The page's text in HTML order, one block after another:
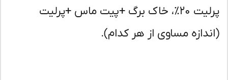
پرلیت ۲۰٪، خاک برگ +پیت ماس +پرلیت
مساوی از هر کدام).